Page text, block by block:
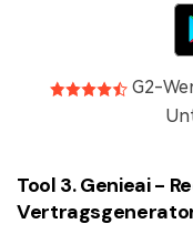
G2-
Tool 3. Genieai -